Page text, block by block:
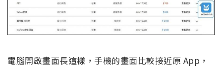
電腦開啟畫面長這樣，手機的畫面比較接近原 App，